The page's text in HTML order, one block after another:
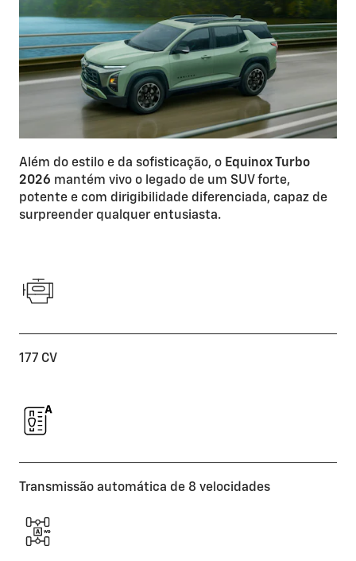
Além do estilo e da sofisticação, o Equinox Turbo
2026 mantém vivo o legado de um SUV forte,
potente e com dirigibilidade diferenciada, capaz de
surpreender qualquer entusiasta.
177 CV
Transmissão automática de 8 velocidades